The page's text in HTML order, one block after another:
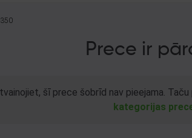
Prece ir
šī prece šobrīd nav pieejama.
kategorijas